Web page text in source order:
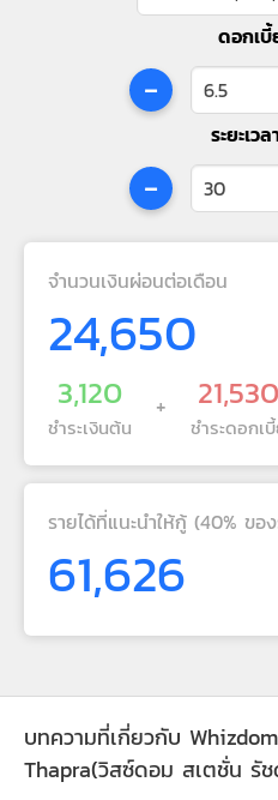
ดอกเ
-
ระยะเว
-
จำนวนเงินผ่อนต่อเดือน
24,650
3,120
ชำระเงินต้น
+ 21,530
ชำระดอกเ
รายได้ที่แนะนำให้กู้ (40% ขอ
61,626
บทความที่เกี่ยวกับ
Thapra(วิสซ์ดอม สเตชั่น รัช